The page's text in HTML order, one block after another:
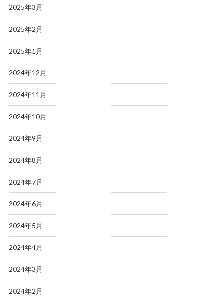
2025年3月
2025年2月
2025年1月
2024年12月
2024年11月
2024年10月
2024年9月
2024年8月
2024年7月
2024年6月
2024年5月
2024年4月
2024年3月
2024年2月